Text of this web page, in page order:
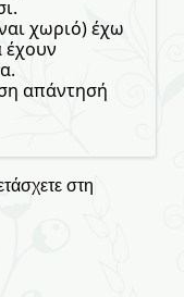
χωριό) έχω
έχουν
απάντησή
στη